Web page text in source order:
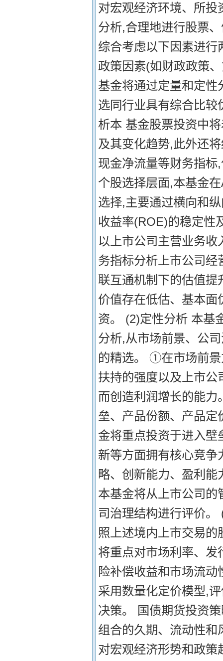
对宏观经济环境、所
分析,合理地进行股票
综合考虑以下因素进
政策因素(如财政政策
基金将通过定量和定
选同行业具有综合比
析本 基金股票投资中
及其变化趋势,此外还
现金净流量等财务指
个股选择层面,本基金
选择,主要通过横向和
收益率(ROE)的稳定性
以上市公司主营业务
务指标分析上市公司
联互通机制下的估值
价值存在低估、基本
资。 (2)定性分析 本基
分析,从市场前景、公
的精选。 ①在市场前
扶持的强度以及上市
而创造利润增长的能
垒、产品份额、产品
金将重点投资于进入
新等方面拥有核心竞
略、创新能力、盈利
本基金将从上市公司
司治理结构进行评价
照上述境内上市交易
将重点对市场利率、
险补偿收益和市场流
采用数量化定价模型,
决策。 国债期货投资
组合的久期、流动性
对宏观经济形势和政